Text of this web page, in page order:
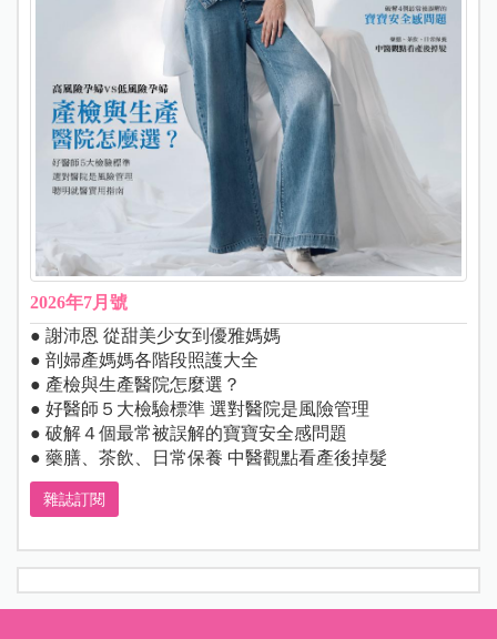
2026年7月號
● 謝沛恩 從甜美少女到優雅媽媽
● 剖婦產媽媽各階段照護大全
● 產檢與生產醫院怎麼選？
● 好醫師５大檢驗標準 選對醫院是風險管理
● 破解４個最常被誤解的寶寶安全感問題
● 藥膳、茶飲、日常保養 中醫觀點看產後掉髮
雜誌訂閱